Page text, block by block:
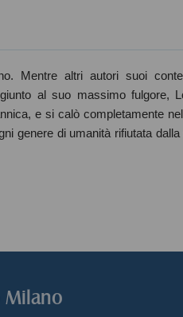
Mentre altri autori suoi
al suo massimo fulgore,
e si calò completamente
genere di umanità rifiutata
Milano